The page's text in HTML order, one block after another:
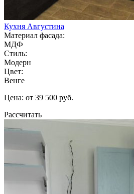
Кухня Августина
Материал фасада:
МДФ
Стиль:
Модерн
Цвет:
Венге
Цена: от 39 500 руб.
Рассчитать